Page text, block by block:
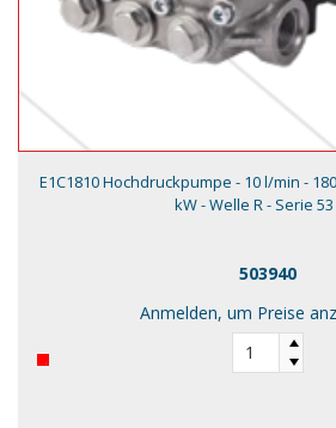
E1C1810 Hochdruckpumpe - 10 l/min -
kW - Welle R - Serie 53
503940
Anmelden, um Preise